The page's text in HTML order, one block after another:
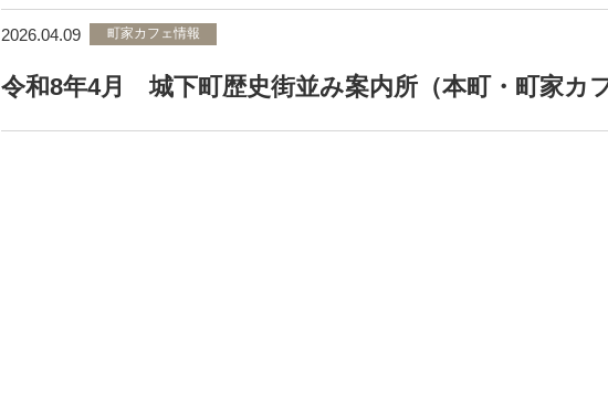
2026.04.09 町家カフェ情報
令和8年4月 城下町歴史街並み案内所（本町・町家カ